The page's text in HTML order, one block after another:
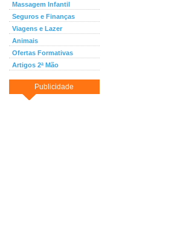
Massagem Infantil
Seguros e Finanças
Viagens e Lazer
Animais
Ofertas Formativas
Artigos 2ª Mão
Publicidade